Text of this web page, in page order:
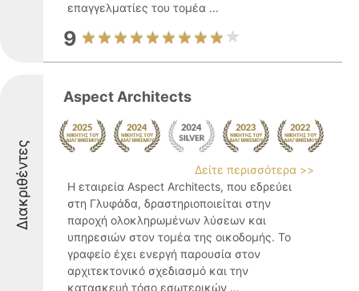
επαγγελματίες του τομέα ...
9
Διακριθέντες
Aspect Architects
Δείτε περισσότερα >>
Η εταιρεία Aspect Architects, που εδρεύει
στη Γλυφάδα, δραστηριοποιείται στην
παροχή ολοκληρωμένων λύσεων και
υπηρεσιών στον τομέα της οικοδομής. Το
γραφείο έχει ενεργή παρουσία στον
αρχιτεκτονικό σχεδιασμό και την
κατασκευή τόσο εσωτερικών ...